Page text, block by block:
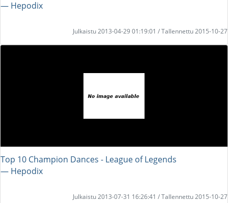
― Hepodix
Julkaistu 2013-04-29 01:19:01 / Tallennettu 2015-10-27
Top 10 Champion Dances - League of Legends
― Hepodix
Julkaistu 2013-07-31 16:26:41 / Tallennettu 2015-10-27